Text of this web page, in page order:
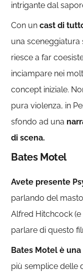
intrigante dal
Con uncast di
una sceneggiatura
riesce a far
inciampare nei
concept iniziale.
pura violenza, in
sfondo ad una
di scena.
Bates Motel
Avete presente
parlando del
Alfred Hitchcock
parlare di questo
Bates Motel è
più semplice delle